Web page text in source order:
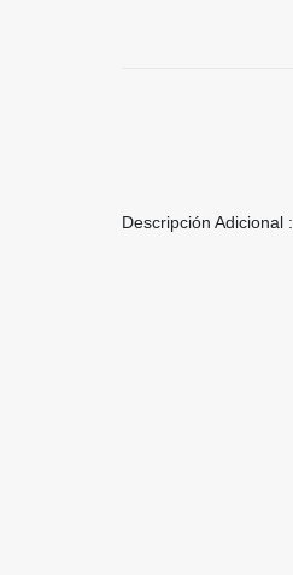
Descripción Adicional :